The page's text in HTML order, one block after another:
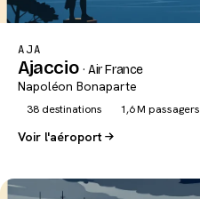
AJA
Ajaccio · Air France
Napoléon Bonaparte
38 destinations 1,6 M passagers
Voir l'aéroport